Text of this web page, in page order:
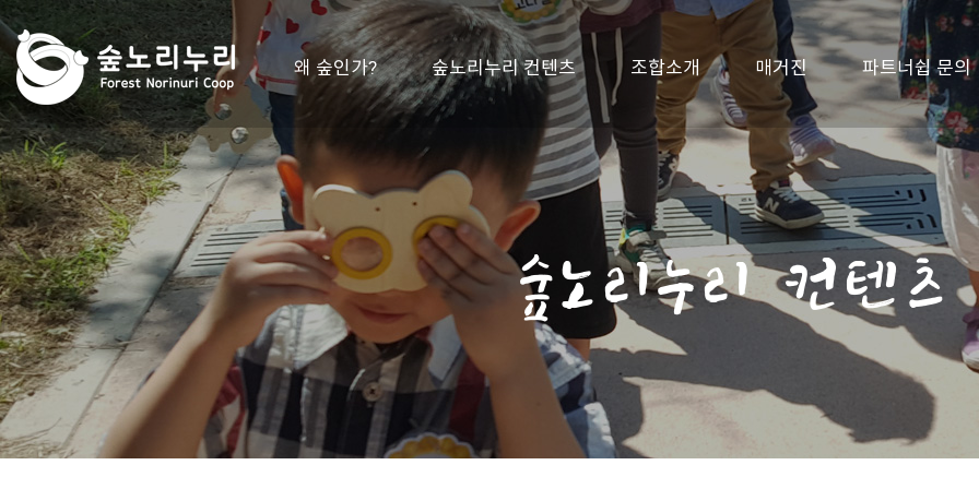
왜 숲인가? 숲노리누리 컨텐츠 조합소개 매거진 파트너쉽 문의